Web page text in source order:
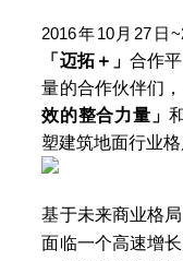
2016年10月27日
「迈拓＋」合作
量的合作伙伴们
效的整合力量」
塑建筑地面行业格
基于未来商业格
面临一个高速增长